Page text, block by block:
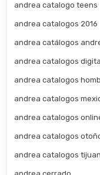
andrea catalogo teens
andrea catalogos 2016
andrea catálogos
andrea catalogos
andrea catalogos
andrea catalogos
andrea catalogos
andrea catalogos
andrea catalogos